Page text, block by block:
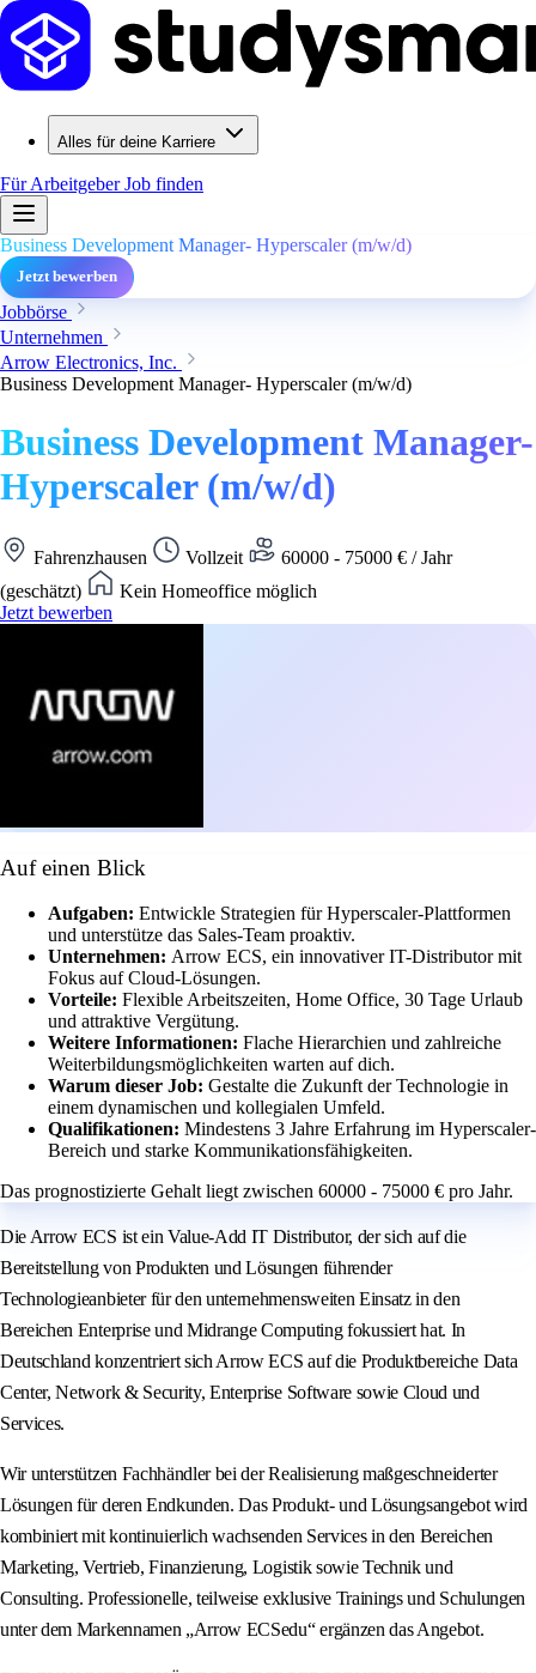
Alles für deine Karriere
Für ArbeitgeberJob finden
Business Development Manager- Hyperscaler (m/w/d)
Jetzt bewerben
Jobbörse
Unternehmen
Arrow Electronics, Inc.
Business Development Manager- Hyperscaler (m/w/d)
Business Development Manager-
Hyperscaler (m/w/d)
Fahrenzhausen Vollzeit
60000 - 75000 € / Jahr
(geschätzt)
Kein Homeoffice möglich
Jetzt bewerben
Auf einen Blick
Aufgaben: Entwickle Strategien für Hyperscaler-Plattformen
und unterstütze das Sales-Team proaktiv.
Unternehmen: Arrow ECS, ein innovativer IT-Distributor mit
Fokus auf Cloud-Lösungen.
Vorteile: Flexible Arbeitszeiten, Home Office, 30 Tage Urlaub
und attraktive Vergütung.
Weitere Informationen: Flache Hierarchien und zahlreiche
Weiterbildungsmöglichkeiten warten auf dich.
Warum dieser Job: Gestalte die Zukunft der Technologie in
einem dynamischen und kollegialen Umfeld.
Qualifikationen: Mindestens 3 Jahre Erfahrung im Hyperscaler-
Bereich und starke Kommunikationsfähigkeiten.
Das prognostizierte Gehalt liegt zwischen 60000 - 75000 € pro Jahr.
Die Arrow ECS ist ein Value-Add IT Distributor, der sich auf die
Bereitstellung von Produkten und Lösungen führender
Technologieanbieter für den unternehmensweiten Einsatz in den
Bereichen Enterprise und Midrange Computing fokussiert hat. In
Deutschland konzentriert sich Arrow ECS auf die Produktbereiche Data
Center, Network & Security, Enterprise Software sowie Cloud und
Services.
Wir unterstützen Fachhändler bei der Realisierung maßgeschneiderter
Lösungen für deren Endkunden. Das Produkt- und Lösungsangebot wird
kombiniert mit kontinuierlich wachsenden Services in den Bereichen
Marketing, Vertrieb, Finanzierung, Logistik sowie Technik und
Consulting. Professionelle, teilweise exklusive Trainings und Schulungen
unter dem Markennamen „Arrow ECSedu“ ergänzen das Angebot.